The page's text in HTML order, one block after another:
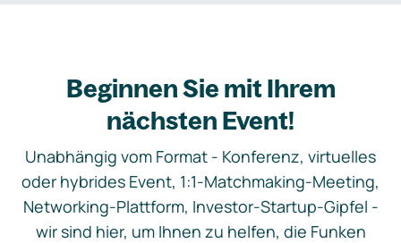
Beginnen Sie mit Ihrem
nächsten Event!
Unabhängig vom Format - Konferenz, virtuelles
oder hybrides Event, 1:1-Matchmaking-Meeting,
Networking-Plattform, Investor-Startup-Gipfel -
wir sind hier, um Ihnen zu helfen, die Funken